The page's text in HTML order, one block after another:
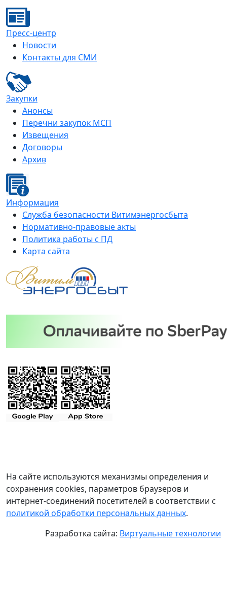
Пресс-центр
Новости
Контакты для СМИ
Закупки
Анонсы
Перечни закупок МСП
Извещения
Договоры
Архив
Информация
Служба безопасности Витимэнергосбыта
Нормативно-правовые акты
Политика работы с ПД
Карта сайта
На сайте используются механизмы определения и
сохранения cookies, параметров браузеров и
интернет-соединений посетителей в соответствии с
политикой обработки персональных данных.
Разработка сайта: Виртуальные технологии